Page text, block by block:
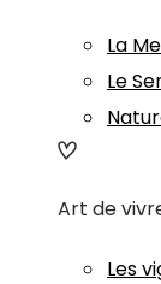
La
Le
Art de
Les